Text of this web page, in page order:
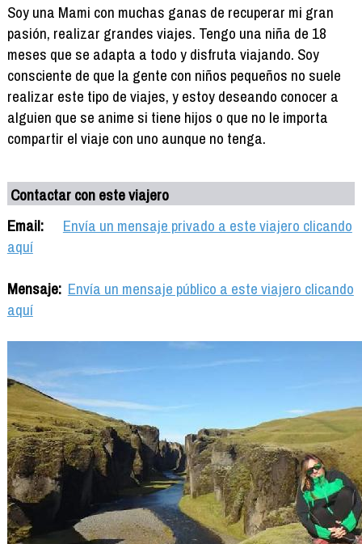
Soy una Mami con muchas ganas de recuperar mi gran
pasión, realizar grandes viajes. Tengo una niña de 18
meses que se adapta a todo y disfruta viajando. Soy
consciente de que la gente con niños pequeños no suele
realizar este tipo de viajes, y estoy deseando conocer a
alguien que se anime si tiene hijos o que no le importa
compartir el viaje con uno aunque no tenga.
Contactar con este viajero
Email:
Envía un mensaje privado a este viajero clicando
aquí
Mensaje: Envía un mensaje público a este viajero clicando
aquí